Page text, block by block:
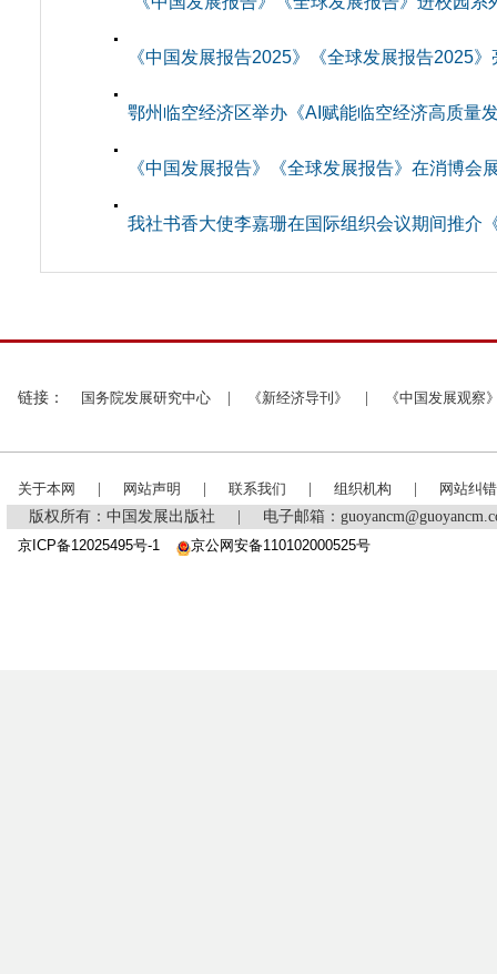
《中国发展报告2025》《全球发展报告2025
鄂州临空经济区举办《AI赋能临空经济高质量
《中国发展报告》《全球发展报告》在消博会
我社书香大使李嘉珊在国际组织会议期间推介
链接： 国务院发展研究中心 《新经济导刊》 《中国发展观察
关于本网 网站声明 联系我们 组织机构
网站纠错
版权所有：中国发展出版社
电子邮箱：
京ICP备12025495号-1
京公网安备110102000525号